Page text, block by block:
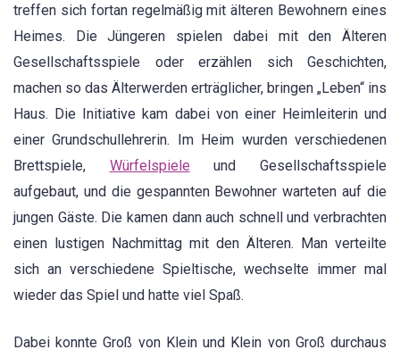
treffen sich fortan regelmäßig mit älteren Bewohnern eines
Heimes. Die Jüngeren spielen dabei mit den Älteren
Gesellschaftsspiele oder erzählen sich Geschichten,
machen so das Älterwerden erträglicher, bringen „Leben“ ins
Haus. Die Initiative kam dabei von einer Heimleiterin und
einer Grundschullehrerin. Im Heim wurden verschiedenen
Brettspiele, Würfelspiele und Gesellschaftsspiele
aufgebaut, und die gespannten Bewohner warteten auf die
jungen Gäste. Die kamen dann auch schnell und verbrachten
einen lustigen Nachmittag mit den Älteren. Man verteilte
sich an verschiedene Spieltische, wechselte immer mal
wieder das Spiel und hatte viel Spaß.
Dabei konnte Groß von Klein und Klein von Groß durchaus